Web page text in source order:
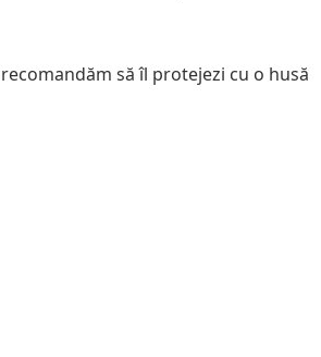
să îl protejezi cu o husă